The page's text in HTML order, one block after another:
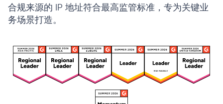
合规来源的 IP 地址符合最高监管标准，专为关键业
务场景打造。